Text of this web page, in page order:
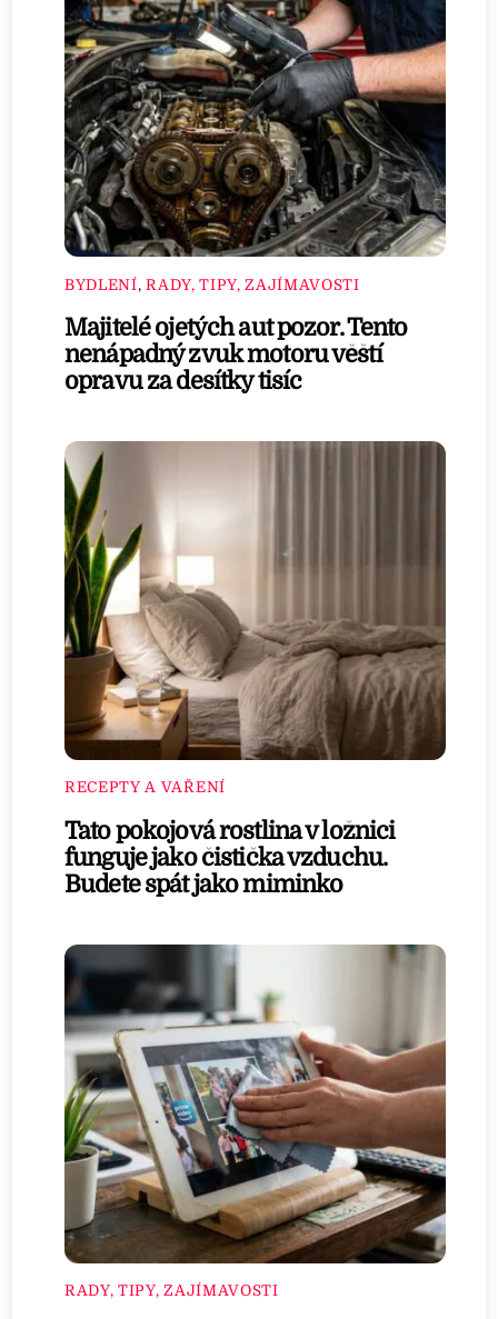
BYDLENÍ,RADY, TIPY, ZAJÍMAVOSTI
Majitelé ojetých aut pozor. Tento
nenápadný zvuk motoru věští
opravu za desítky tisíc
RECEPTY A VAŘENÍ
Tato pokojová rostlina v ložnici
funguje jako čistička vzduchu.
Budete spát jako miminko
RADY, TIPY, ZAJÍMAVOSTI